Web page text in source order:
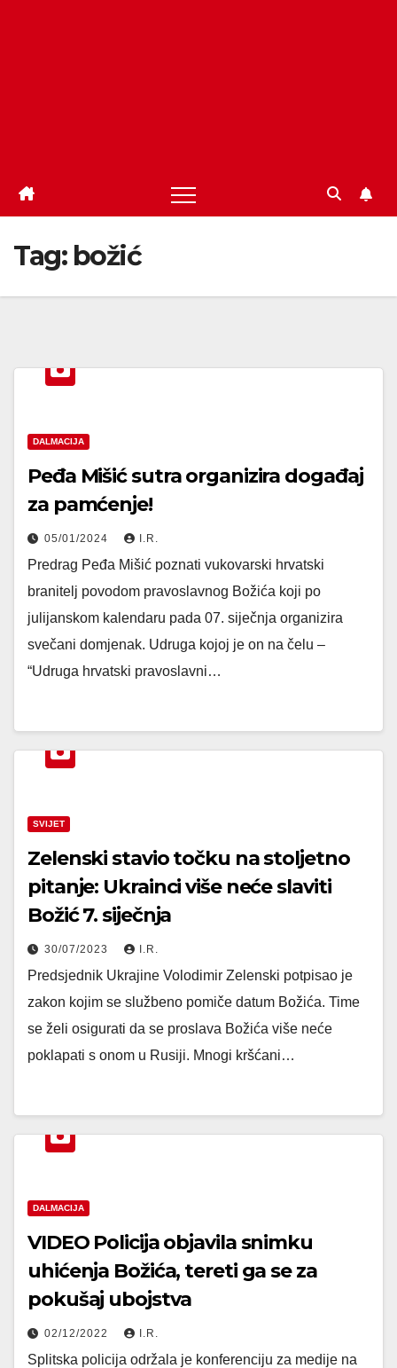
Tag: božić
DALMACIJA
Peđa Mišić sutra organizira događaj
za pamćenje!
05/01/2024 I.R.
Predrag Peđa Mišić poznati vukovarski hrvatski
branitelj povodom pravoslavnog Božića koji po
julijanskom kalendaru pada 07. siječnja organizira
svečani domjenak. Udruga kojoj je on na čelu –
“Udruga hrvatski pravoslavni…
SVIJET
Zelenski stavio točku na stoljetno
pitanje: Ukrainci više neće slaviti
Božić 7. siječnja
30/07/2023 I.R.
Predsjednik Ukrajine Volodimir Zelenski potpisao je
zakon kojim se službeno pomiče datum Božića. Time
se želi osigurati da se proslava Božića više neće
poklapati s onom u Rusiji. Mnogi kršćani…
DALMACIJA
VIDEO Policija objavila snimku
uhićenja Božića, tereti ga se za
pokušaj ubojstva
02/12/2022 I.R.
Splitska policija održala je konferenciju za medije na